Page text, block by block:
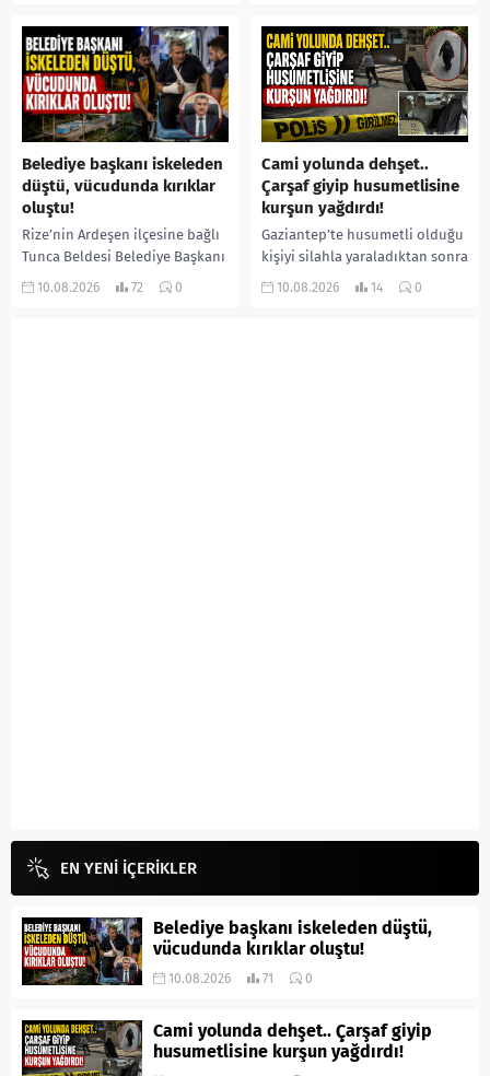
saldırısına uğradı. Ağır
yaralanan yaşlı...
Belediye başkanı iskeleden
düştü, vücudunda kırıklar
oluştu!
Rize’nin Ardeşen ilçesine bağlı
Tunca Beldesi Belediye Başkanı
Ramazan Topçu, arı
10.08.2026 72 0
Cami yolunda dehşet..
Çarşaf giyip husumetlisine
kurşun yağdırdı!
Gaziantep’te husumetli olduğu
kişiyi silahla yaraladıktan sonra
kaçmaya çalışan şüpheli, polis
10.08.2026 14 0
EN YENİ İÇERİKLER
Belediye başkanı iskeleden düştü,
vücudunda kırıklar oluştu!
10.08.2026 71 0
Cami yolunda dehşet.. Çarşaf giyip
husumetlisine kurşun yağdırdı!